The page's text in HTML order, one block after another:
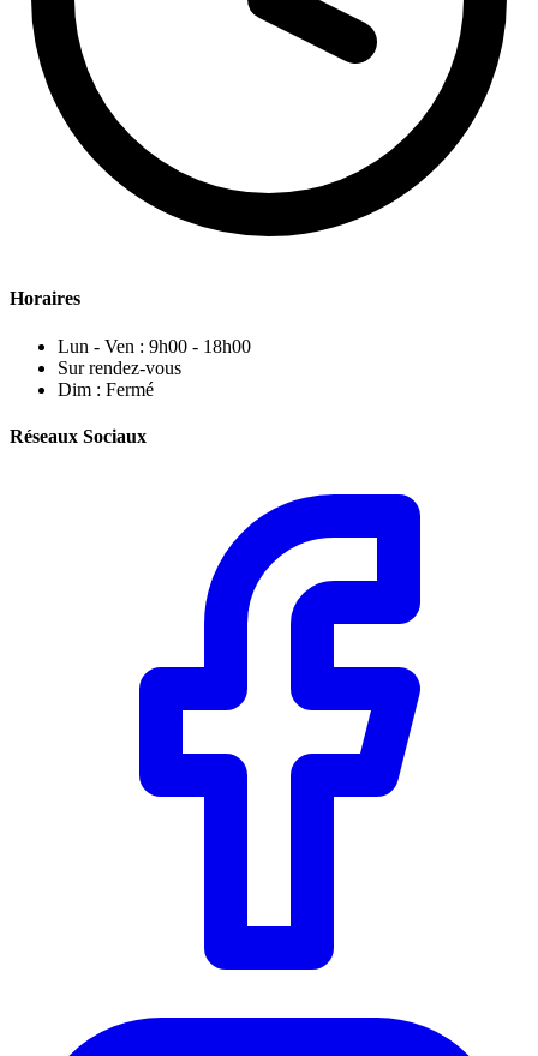
Horaires
Lun - Ven : 9h00 - 18h00
Sur rendez-vous
Dim : Fermé
Réseaux Sociaux